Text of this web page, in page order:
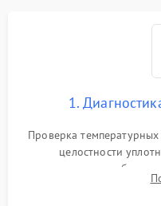
работе
1.
Проверка
целостности
сопротивления
считывание кодов